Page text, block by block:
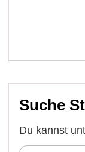
Suche
Du kannst